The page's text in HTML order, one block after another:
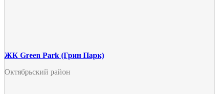
ЖК Green Park (Грин Парк)
Октябрьский район